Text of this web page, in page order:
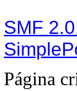
SMF
Página